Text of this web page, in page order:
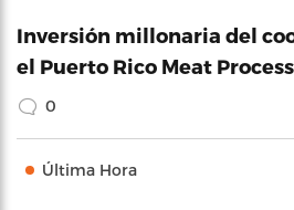
Inversión millonaria del
el Puerto Rico Meat
0
Última Hora